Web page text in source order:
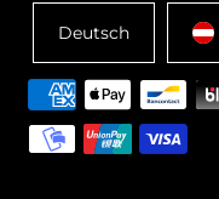
Deutsch